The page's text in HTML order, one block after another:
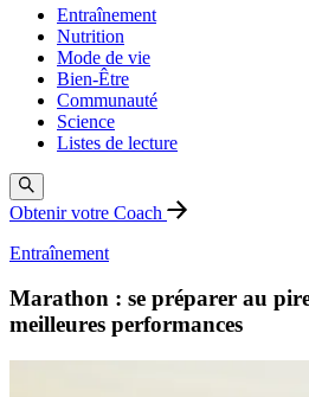
Entraînement
Nutrition
Mode de vie
Bien-Être
Communauté
Science
Listes de lecture
Obtenir votre Coach
Entraînement
Marathon : se préparer au
meilleures performances